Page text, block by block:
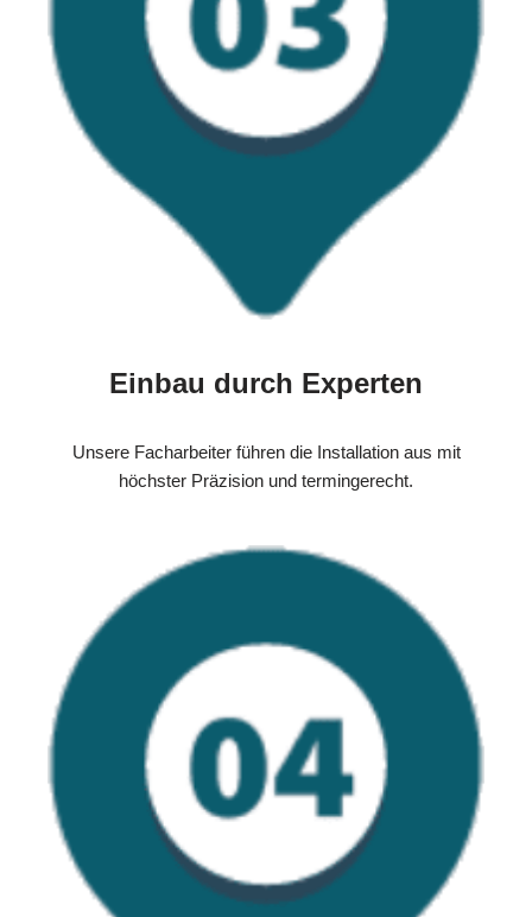
Einbau durch Experten
Unsere Facharbeiter führen die Installation aus mit
höchster Präzision und termingerecht.